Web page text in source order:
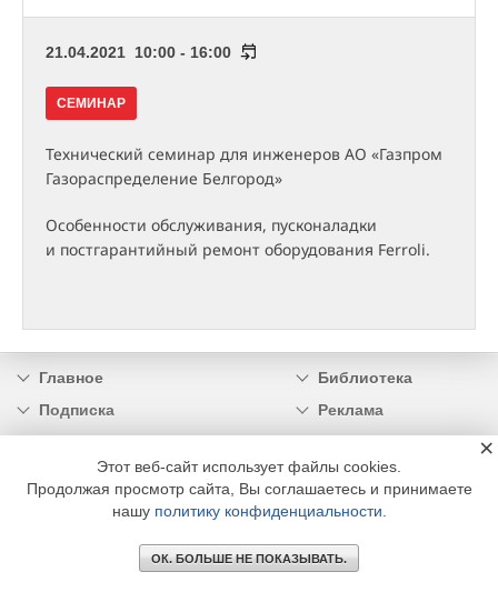
21.04.2021 10:00 - 16:00
СЕМИНАР
Технический семинар для инженеров АО «Газпром
Газораспределение Белгород»
Особенности обслуживания, пусконаладки
и постгарантийный ремонт оборудования Ferroli.
Главное
Библиотека
Подписка
Реклама
© 2002 - 2026 OOO Издательский дом «МЕДИА ТЕХНОЛОДЖИ» +7 (495) 665-00-
Этот веб-сайт использует файлы cookies.
Продолжая просмотр сайта, Вы соглашаетесь и принимаете
нашу политику конфиденциальности
ОК. БОЛЬШЕ НЕ ПОКАЗЫВАТЬ.
×